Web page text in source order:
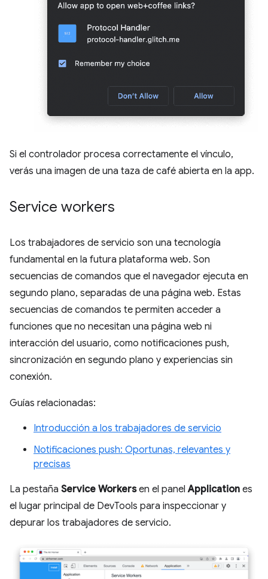
Si el controlador procesa correctamente el vínculo,
verás una imagen de una taza de café abierta en la app.
Service workers
Los trabajadores de servicio son una tecnología
fundamental en la futura plataforma web. Son
secuencias de comandos que el navegador ejecuta en
segundo plano, separadas de una página web. Estas
secuencias de comandos te permiten acceder a
funciones que no necesitan una página web ni
interacción del usuario, como notificaciones push,
sincronización en segundo plano y experiencias sin
conexión.
Guías relacionadas:
Introducción a los trabajadores de servicio
Notificaciones push: Oportunas, relevantes y
precisas
La pestaña Service Workersen el panelApplication es
el lugar principal de DevTools para inspeccionar y
depurar los trabajadores de servicio.